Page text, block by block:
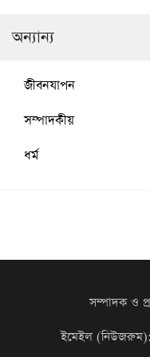
অন্যান্য
জীবনযাপন
সম্পাদকীয়
ধর্ম
সম্পাদক ও
ইমেইল